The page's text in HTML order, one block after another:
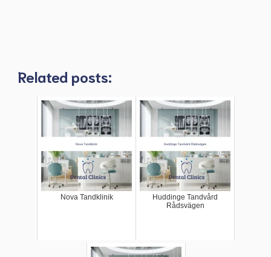
Related posts:
Nova Tandklinik
Huddinge Tandvård
Rådsvägen